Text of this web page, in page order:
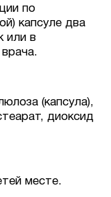
по
капсуле два
или в
(капсула),
диоксид
месте.